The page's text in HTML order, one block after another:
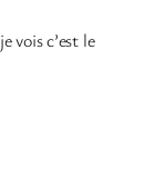
vois c’est le